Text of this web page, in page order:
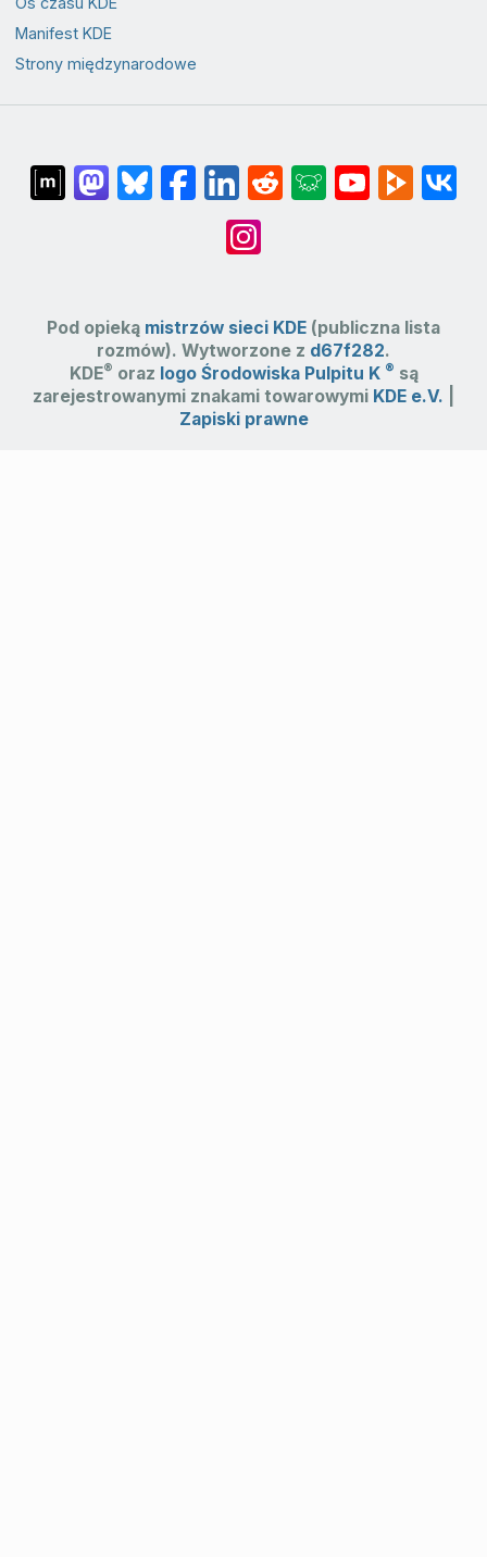
Manifest KDE
Strony międzynarodowe
Pod opieką mistrzów sieci KDE (publiczna lista
rozmów). Wytworzone z d67f282.
KDE® oraz logo Środowiska Pulpitu K ® są
zarejestrowanymi znakami towarowymi KDE e.V.
Zapiski prawne